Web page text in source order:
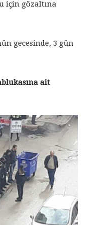
için gözaltına
gecesinde, 3 gün
ait